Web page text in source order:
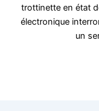
trottinette en état
électronique
un